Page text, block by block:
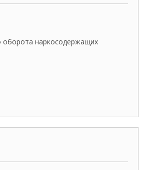
оборота наркосодержащих